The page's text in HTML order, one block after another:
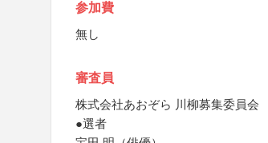
参加費
無し
審査員
株式会社あおぞら 川柳募集委員会
●選者